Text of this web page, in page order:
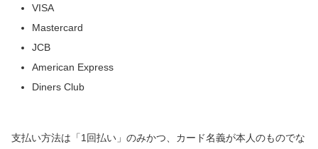
VISA
Mastercard
JCB
American Express
Diners Club
支払い方法は「1回払い」のみかつ、カード名義が本人のものでな